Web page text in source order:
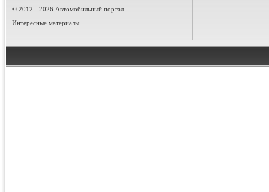
© 2012 - 2026 Автомобильный портал
Интересные материалы